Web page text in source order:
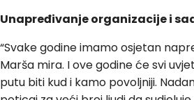
Unapređivanje organizacije i
“Svake godine imamo osjetan
Marša mira. I ove godine će svi
putu biti kud i kamo povoljniji.